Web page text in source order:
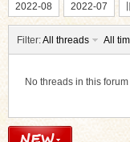
2022-08 2022-07
Filter:All threads All
No threads in this